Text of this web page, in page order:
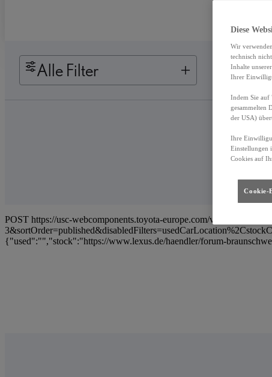
Alle Filter
POST https://usc-webcomponents.toyota-europe.com/v1/car-filter/
{"used":"","stock":"https://www.lexus.de/haendler/forum-
Diese
Wir
technisch
Inhalte
Ihrer
Indem Sie auf
gesammelten
der USA)
Ihre
Einstellungen
Cookies auf
Cookie-